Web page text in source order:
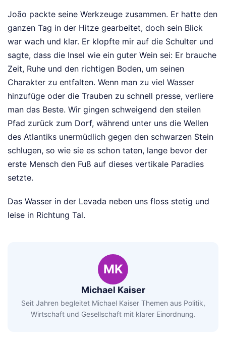
João packte seine Werkzeuge zusammen. Er hatte den
ganzen Tag in der Hitze gearbeitet, doch sein Blick
war wach und klar. Er klopfte mir auf die Schulter und
sagte, dass die Insel wie ein guter Wein sei: Er brauche
Zeit, Ruhe und den richtigen Boden, um seinen
Charakter zu entfalten. Wenn man zu viel Wasser
hinzufüge oder die Trauben zu schnell presse, verliere
man das Beste. Wir gingen schweigend den steilen
Pfad zurück zum Dorf, während unter uns die Wellen
des Atlantiks unermüdlich gegen den schwarzen Stein
schlugen, so wie sie es schon taten, lange bevor der
erste Mensch den Fuß auf dieses vertikale Paradies
setzte.
Das Wasser in der Levada neben uns floss stetig und
leise in Richtung Tal.
MK
Michael Kaiser
Seit Jahren begleitet Michael Kaiser Themen aus Politik,
Wirtschaft und Gesellschaft mit klarer Einordnung.